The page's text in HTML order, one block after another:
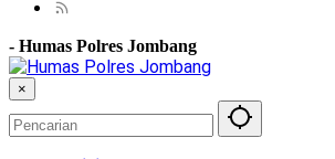
- Humas Polres Jombang
×